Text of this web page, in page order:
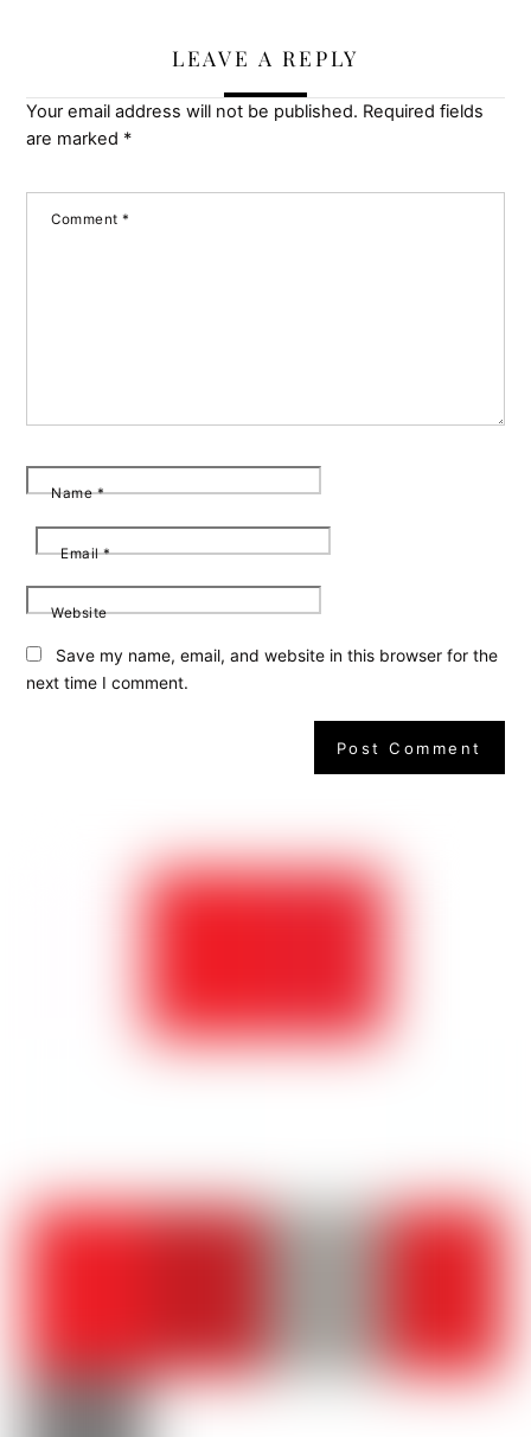
LEAVE A REPLY
Your email address will not be published. Required fields
are marked *
Comment*
Name*
Email*
Website
Save my name, email, and website in this browser for the
next time I comment.